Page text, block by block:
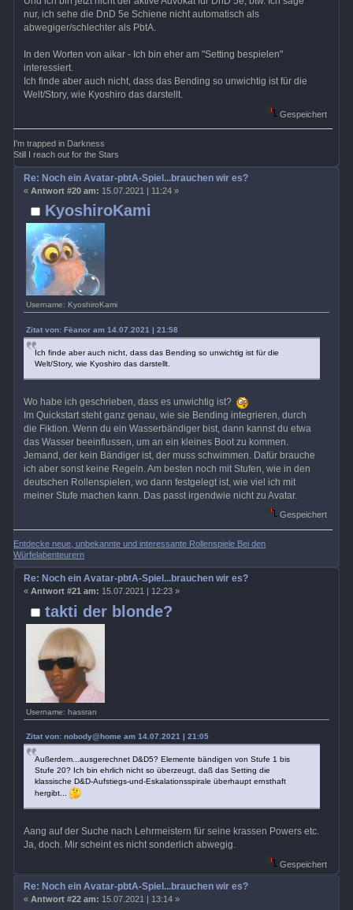
nur, ich sehe die DnD 5e Schiene nicht automatisch als
abwegiger/schlechter als PbtA.
In den Worten von aikar - Ich bin eher am "Setting bespielen"
interessiert.
Ich finde aber auch nicht, dass das Bending so unwichtig ist für die
Welt/Story, wie Kyoshiro das darstellt.
Gespeichert
I'm trapped in Darkness
Still I reach out for the Stars
KyoshiroKami
Username: KyoshiroKami
Re: Noch ein Avatar-pbtA-Spiel...brauchen wir es?
« Antwort #20 am: 15.07.2021 | 11:24 »
Zitat von: Fëanor am 14.07.2021 | 21:58
Ich finde aber auch nicht, dass das Bending so unwichtig ist für die
Welt/Story, wie Kyoshiro das darstellt.
Wo habe ich geschrieben, dass es unwichtig ist?
Im Quickstart steht ganz genau, wie sie Bending integrieren, durch
die Fiktion. Wenn du ein Wasserbändiger bist, dann kannst du etwa
das Wasser beeinflussen, um an ein kleines Boot zu kommen.
Jemand, der kein Bändiger ist, der muss schwimmen. Dafür brauche
ich aber sonst keine Regeln. Am besten noch mit Stufen, wie in den
deutschen Rollenspielen, wo dann festgelegt ist, wie viel ich mit
meiner Stufe machen kann. Das passt irgendwie nicht zu Avatar.
Gespeichert
Entdecke neue, unbekannte und interessante Rollenspiele Bei den
Würfelabenteurern
takti der blonde?
Username: hassran
Re: Noch ein Avatar-pbtA-Spiel...brauchen wir es?
« Antwort #21 am: 15.07.2021 | 12:23 »
Zitat von: nobody@home am 14.07.2021 | 21:05
Außerdem...ausgerechnet D&D5? Elemente bändigen von Stufe 1 bis
Stufe 20? Ich bin ehrlich nicht so überzeugt, daß das Setting die
klassische D&D-Aufstiegs-und-Eskalationsspirale überhaupt ernsthaft
hergibt...
Aang auf der Suche nach Lehrmeistern für seine krassen Powers etc.
Ja, doch. Mir scheint es nicht sonderlich abwegig.
Gespeichert
Re: Noch ein Avatar-pbtA-Spiel...brauchen wir es?
« Antwort #22 am: 15.07.2021 | 13:14 »